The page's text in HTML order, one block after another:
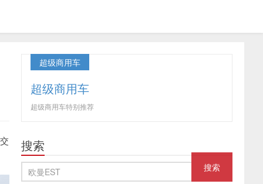
超级商用车
超级商用车
超级商用车特别推荐
搜索